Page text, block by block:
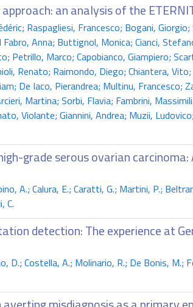
an analysis of the
Raspagliesi, Francesco; Bogani,
Anna; Buttignol, Monica; Cianci,
Petrillo, Marco; Capobianco, Giampiero;
Renato; Raimondo, Diego; Chiantera,
De Iaco, Pierandrea; Multinu, Francesco;
Martina; Sorbi, Flavia; Fambrini,
Violante; Giannini, Andrea; Muzii,
grade serous ovarian
A.; Calura, E.; Caratti, G.; Martini, P.;
C.
detection: The experience at
D.; Costella, A.; Molinario, R.; De Bonis, M.;